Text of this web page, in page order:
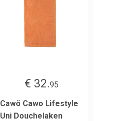
€ 32.95
Cawö Cawo Lifestyle
Uni Douchelaken